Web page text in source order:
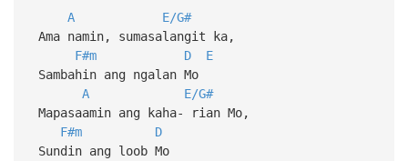
A
E/G#
Ama namin, sumasalangit ka,
F#m
D
E
Sambahin ang ngalan Mo
A
E/G#
Mapasaamin ang kaha- rian Mo,
F#m
D
Sundin ang loob Mo